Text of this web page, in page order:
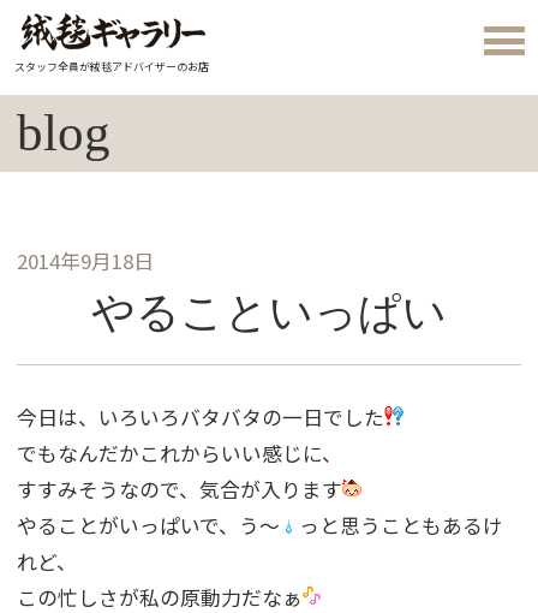
スタッフ全員が絨毯アドバイザーのお店
blog
2014年9月18日
やることいっぱい
今日は、いろいろバタバタの一日でした
でもなんだかこれからいい感じに、
すすみそうなので、気合が入ります
やることがいっぱいで、う〜
っと思うこともあるけ
れど、
この忙しさが私の原動力だなぁ